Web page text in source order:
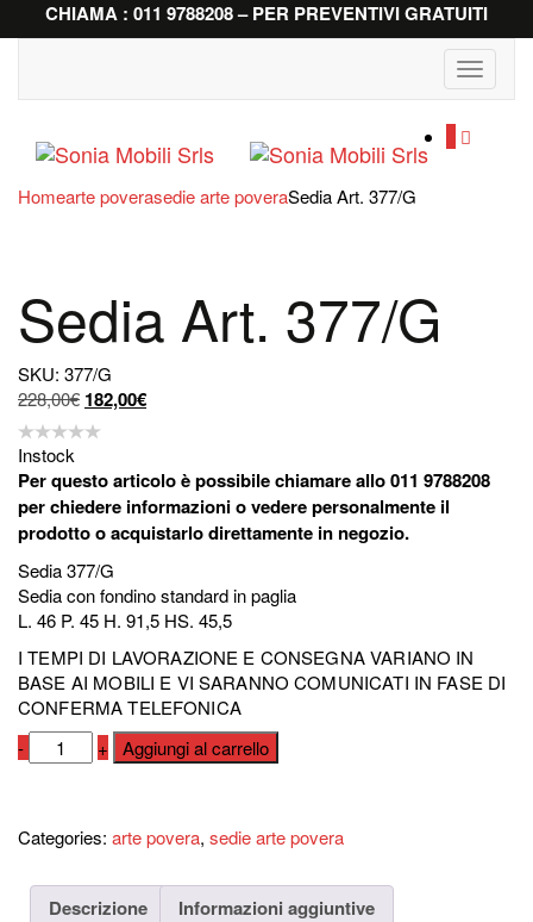
CHIAMA : 011 9788208 – PER PREVENTIVI GRATUITI
Toggle
Homearte poverasedie arte poveraSedia Art. 377/G
Sedia Art. 377/G
SKU: 377/G
228,00€ Il
prezzo
era:
228,00€.
182,00€Il
è:
182,00€.
Instock
Per questo articolo è possibile chiamare allo 011 9788208
per chiedere informazioni o vedere personalmente il
prodotto o acquistarlo direttamente in negozio.
Sedia 377/G
Sedia con fondino standard in paglia
L. 46 P. 45 H. 91,5 HS. 45,5
I TEMPI DI LAVORAZIONE E CONSEGNA VARIANO IN
BASE AI MOBILI E VI SARANNO COMUNICATI IN FASE DI
CONFERMA TELEFONICA
-Sedia
Art.
+ Aggiungi al carrello
Categories: arte povera, sedie arte povera
Descrizione
Informazioni aggiuntive